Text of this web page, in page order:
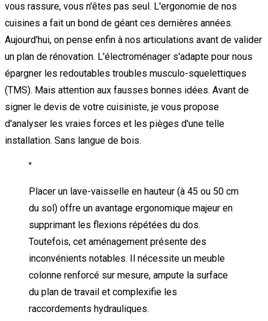
vous rassure, vous n'êtes pas seul. L'ergonomie de nos
cuisines a fait un bond de géant ces dernières années.
Aujourd'hui, on pense enfin à nos articulations avant de valider
un plan de rénovation. L'électroménager s'adapte pour nous
épargner les redoutables troubles musculo-squelettiques
(TMS). Mais attention aux fausses bonnes idées. Avant de
signer le devis de votre cuisiniste, je vous propose
d'analyser les vraies forces et les pièges d'une telle
installation. Sans langue de bois.
"
Placer un lave-vaisselle en hauteur (à 45 ou 50 cm
du sol) offre un avantage ergonomique majeur en
supprimant les flexions répétées du dos.
Toutefois, cet aménagement présente des
inconvénients notables. Il nécessite un meuble
colonne renforcé sur mesure, ampute la surface
du plan de travail et complexifie les
raccordements hydrauliques.